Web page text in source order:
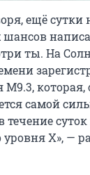
ещё сутки
ты. На
которая,
самой
течение
X», —